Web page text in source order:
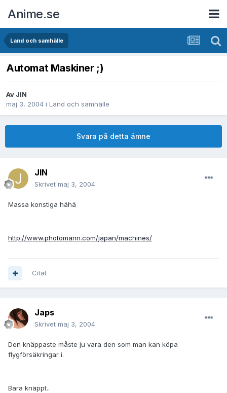
Anime.se
Land och samhälle
Automat Maskiner ;)
Av JIN
maj 3, 2004 i Land och samhälle
Svara på detta ämne
JIN
Skrivet maj 3, 2004
Massa konstiga hähä
http://www.photomann.com/japan/machines/
Citat
Japs
Skrivet maj 3, 2004
Den knäppaste måste ju vara den som man kan köpa
flygförsäkringar i.
Bara knäppt..